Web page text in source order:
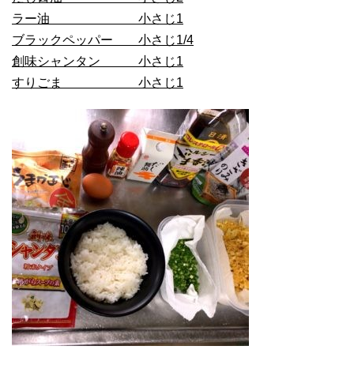
ラー油 小さじ1
ブラックペッパー 小さじ1/4
創味シャンタン 小さじ1
すりごま 小さじ1